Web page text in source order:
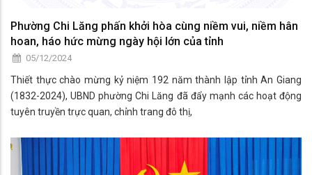
Phường Chi Lăng phấn khởi hòa cùng niềm vui, niềm hân
hoan, háo hức mừng ngày hội lớn của tỉnh
05/12/2024
Thiết thực chào mừng kỷ niệm 192 năm thành lập tỉnh An Giang
(1832-2024), UBND phường Chi Lăng đã đẩy mạnh các hoạt động
tuyên truyền trực quan, chỉnh trang đô thị,